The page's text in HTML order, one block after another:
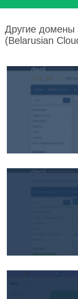
Другие домены
(Belarusian